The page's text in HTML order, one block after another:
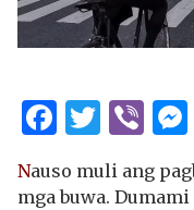
Nauso muli ang
mga buwa.